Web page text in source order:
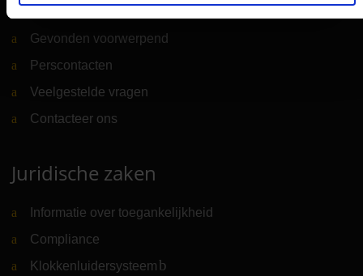
Gevonden voorwerpend
Perscontacten
Veelgestelde vragen
Contacteer ons
Juridische zaken
Informatie over toegankelijkheid
Compliance
Klokkenluidersysteem (Link naar externe website)